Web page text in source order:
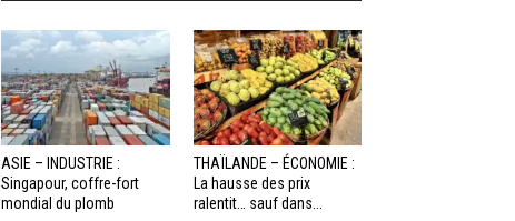
ASIE – INDUSTRIE :
Singapour, coffre-fort
mondial du plomb
THAÏLANDE – ÉCONOMIE :
La hausse des prix
ralentit… sauf dans...